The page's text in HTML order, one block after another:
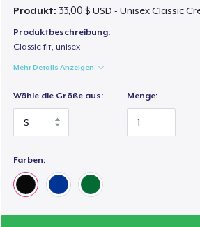
Produkt: 33,00 $ USD - Unisex Classic
Produktbeschreibung:
Classic fit, unisex
Mehr Details Anzeigen
Wähle die Größe aus: Menge:
Farben: